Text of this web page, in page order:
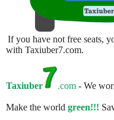
If you have not free seats,
with Taxiuber7.com.
Taxiuber .com - We
Make the world green!!!